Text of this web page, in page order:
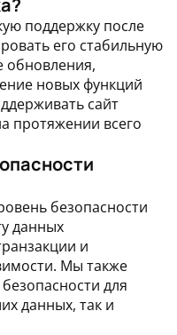
поддержку после
его стабильную
обновления,
новых функций
сайт
протяжении всего
безопасности
данных
и
Мы также
для
данных, так и